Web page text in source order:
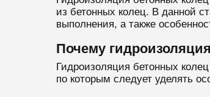
из бетонных колец. В данной
выполнения, а также
Почему
Гидроизоляция бетонных
по которым следует уделять